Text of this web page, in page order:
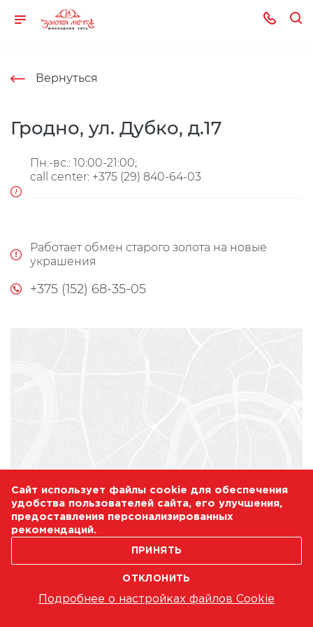
Вернуться
Гродно, ул. Дубко, д.17
Пн.-вс.: 10:00-21:00;
call center: +375 (29) 840-64-03
Работает обмен старого золота на новые
украшения
+375 (152) 68-35-05
Сайт использует файлы cookie для обеспечения
удобства пользователей сайта, его улучшения,
предоставления персонализированных
рекомендаций.
ПРИНЯТЬ
ОТКЛОНИТЬ
Подробнее о настройках файлов Cookie